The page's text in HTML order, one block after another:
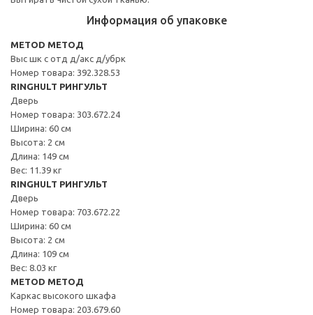
Информация об упаковке
METOD МЕТОД
Выс шк с отд д/акс д/убрк
Номер товара: 392.328.53
RINGHULT РИНГУЛЬТ
Дверь
Номер товара: 303.672.24
Ширина: 60 см
Высота: 2 см
Длина: 149 см
Вес: 11.39 кг
RINGHULT РИНГУЛЬТ
Дверь
Номер товара: 703.672.22
Ширина: 60 см
Высота: 2 см
Длина: 109 см
Вес: 8.03 кг
METOD МЕТОД
Каркас высокого шкафа
Номер товара: 203.679.60